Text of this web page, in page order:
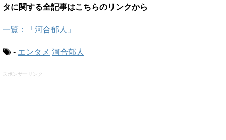
タに関する全記事はこちらのリンクから
一覧：「河合郁人」
- エンタメ 河合郁人
スポンサーリンク